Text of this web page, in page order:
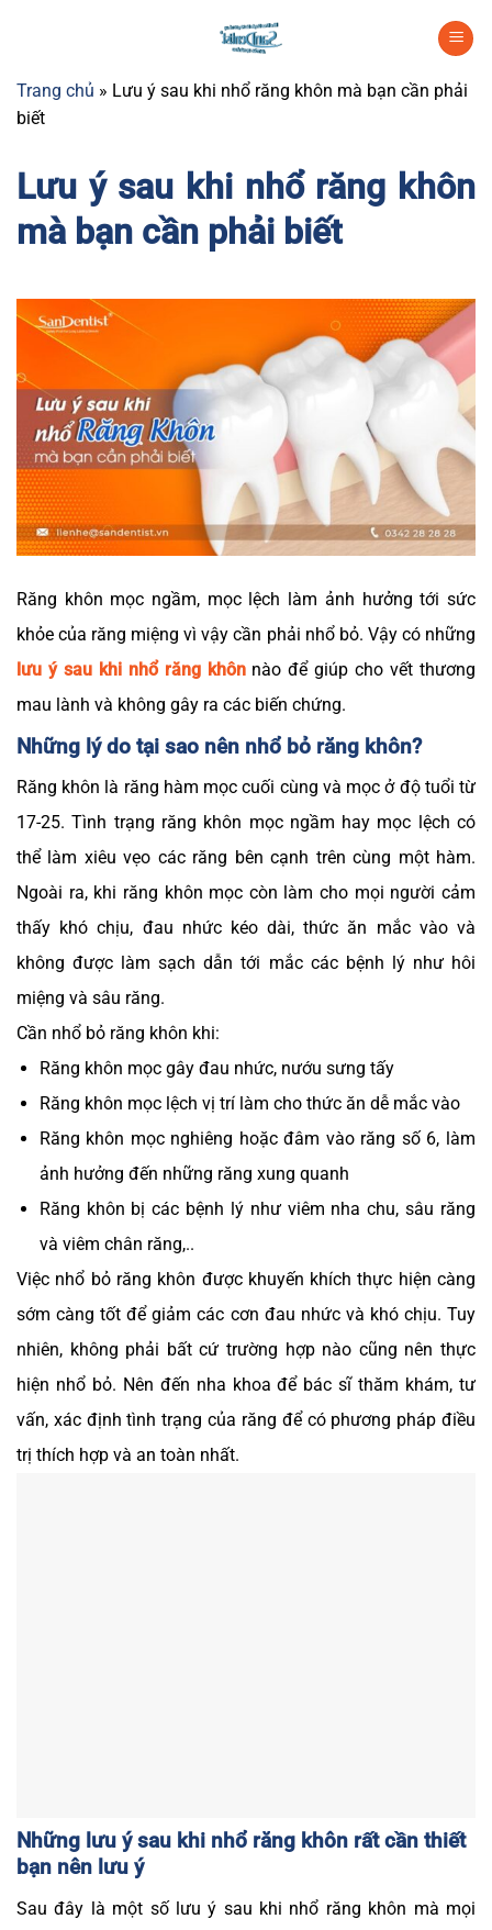
dungTrang chủ » Lưu ý sau khi nhổ răng khôn mà bạn cần phải
biết
Lưu ý sau khi nhổ răng khôn
mà bạn cần phải biết
Răng khôn mọc ngầm, mọc lệch làm ảnh hưởng tới sức
khỏe của răng miệng vì vậy cần phải nhổ bỏ. Vậy có những
lưu ý sau khi nhổ răng khôn nào để giúp cho vết thương
mau lành và không gây ra các biến chứng.
Những lý do tại sao nên nhổ bỏ răng khôn?
Răng khôn là răng hàm mọc cuối cùng và mọc ở độ tuổi từ
17-25. Tình trạng răng khôn mọc ngầm hay mọc lệch có
thể làm xiêu vẹo các răng bên cạnh trên cùng một hàm.
Ngoài ra, khi răng khôn mọc còn làm cho mọi người cảm
thấy khó chịu, đau nhức kéo dài, thức ăn mắc vào và
không được làm sạch dẫn tới mắc các bệnh lý như hôi
miệng và sâu răng.
Cần nhổ bỏ răng khôn khi:
Răng khôn mọc gây đau nhức, nướu sưng tấy
Răng khôn mọc lệch vị trí làm cho thức ăn dễ mắc vào
Răng khôn mọc nghiêng hoặc đâm vào răng số 6, làm
ảnh hưởng đến những răng xung quanh
Răng khôn bị các bệnh lý như viêm nha chu, sâu răng
và viêm chân răng,..
Việc nhổ bỏ răng khôn được khuyến khích thực hiện càng
sớm càng tốt để giảm các cơn đau nhức và khó chịu. Tuy
nhiên, không phải bất cứ trường hợp nào cũng nên thực
hiện nhổ bỏ. Nên đến nha khoa để bác sĩ thăm khám, tư
vấn, xác định tình trạng của răng để có phương pháp điều
trị thích hợp và an toàn nhất.
Những lưu ý sau khi nhổ răng khôn rất cần thiết
bạn nên lưu ý
Sau đây là một sốlưu ý sau khi nhổ răng khôn mà mọi